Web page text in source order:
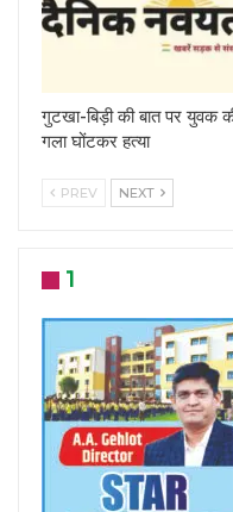
गुटखा-बिड़ी की बात पर युवक
गला घोंटकर हत्या
PREV NEXT
1